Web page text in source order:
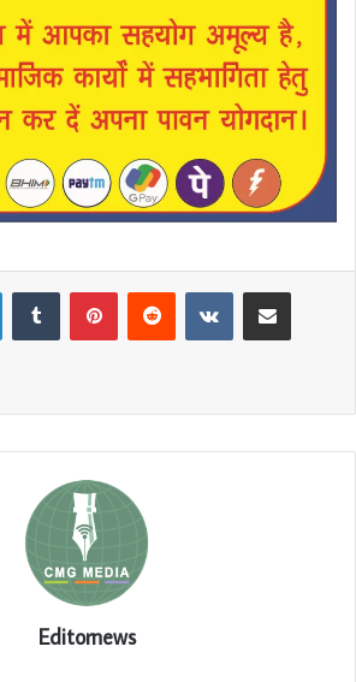
LinkedInTumblr PinterestReddit VKontakteShare via Email
Editornews